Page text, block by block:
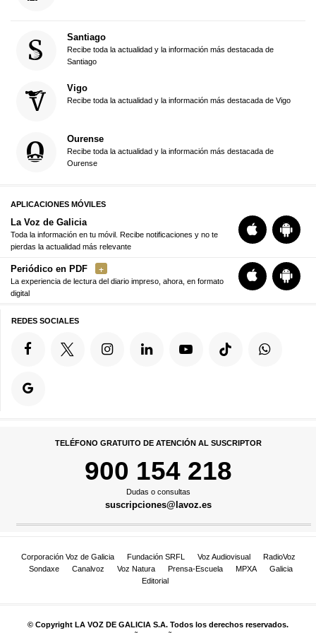
Santiago
Recibe toda la actualidad y la información más destacada de
Santiago
Vigo
Recibe toda la actualidad y la información más destacada de Vigo
Ourense
Recibe toda la actualidad y la información más destacada de
Ourense
APLICACIONES MÓVILES
La Voz de Galicia
Toda la información en tu móvil. Recibe notificaciones y no te
pierdas la actualidad más relevante
Periódico en PDF
La experiencia de lectura del diario impreso, ahora, en formato
digital
REDES SOCIALES
TELÉFONO GRATUITO DE ATENCIÓN AL SUSCRIPTOR
900 154 218
Dudas o consultas
suscripciones@lavoz.es
Corporación Voz de Galicia Fundación SRFL Voz Audiovisual
RadioVoz
Sondaxe
Canalvoz Voz Natura Prensa-Escuela MPXA
Galicia
Editorial
© Copyright LA VOZ DE GALICIA S.A. Todos los derechos reservados.